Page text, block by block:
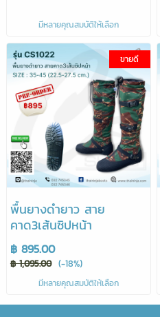
มีหลายคุณสมบัติให้เลือก
ขายดี
พื้นยางดำยาว สาย
คาด3เส้นซิปหน้า
฿ 895.00
฿ 1,095.00 (-18%)
มีหลายคุณสมบัติให้เลือก